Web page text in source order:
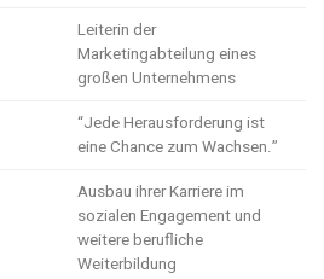
Leiterin der
Marketingabteilung eines
großen Unternehmens
“Jede Herausforderung ist
eine Chance zum Wachsen.”
Ausbau ihrer Karriere im
sozialen Engagement und
weitere berufliche
Weiterbildung